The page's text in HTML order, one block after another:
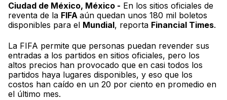
Ciudad de México, México - En los sitios oficiales de
reventa de la FIFA aún quedan unos 180 mil boletos
disponibles para el Mundial, reporta Financial Times.
La FIFA permite que personas puedan revender sus
entradas a los partidos en sitios oficiales, pero los
altos precios han provocado que en casi todos los
partidos haya lugares disponibles, y eso que los
costos han caído en un 20 por ciento en promedio en
el último mes.